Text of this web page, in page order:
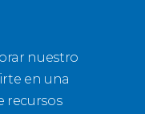
nuestro
en una
recursos